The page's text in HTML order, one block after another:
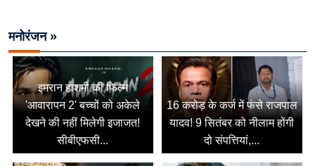
मनोरंजन »
इमरान हाशमी की फिल्म
'आवारापन 2' बच्चों को अकेले
देखने की नहीं मिलेगी इजाजत!
सीबीएफसी...
16 करोड़ के कर्ज में फंसे राजपाल
यादव! 9 सितंबर को नीलाम होंगी
दो संपत्तियां,...